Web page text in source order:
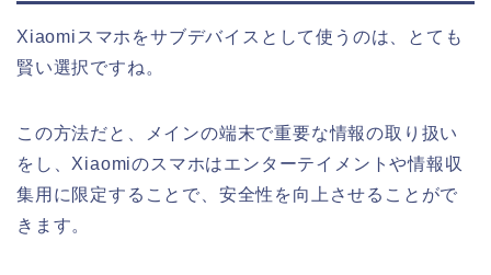
Xiaomiスマホをサブデバイスとして使うのは、とても
賢い選択ですね。
この方法だと、メインの端末で重要な情報の取り扱い
をし、Xiaomiのスマホはエンターテイメントや情報収
集用に限定することで、安全性を向上させることがで
きます。